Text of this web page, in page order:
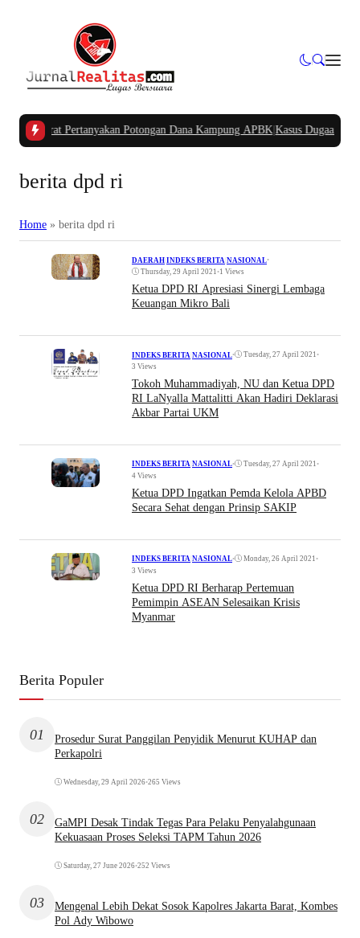
Barat Pertanyakan Potongan Dana Kampung APBK|Kasus Dugaan
berita dpd ri
Home » berita dpd ri
DAERAH INDEKS BERITA NASIONAL•
Thursday, 29 April 2021 •1 Views
Ketua DPD RI Apresiasi Sinergi Lembaga
Keuangan Mikro Bali
INDEKS BERITA NASIONAL• Tuesday, 27 April 2021 •
3 Views
Tokoh Muhammadiyah, NU dan Ketua DPD
RI LaNyalla Mattalitti Akan Hadiri Deklarasi
Akbar Partai UKM
INDEKS BERITA NASIONAL• Tuesday, 27 April 2021 •
4 Views
Ketua DPD Ingatkan Pemda Kelola APBD
Secara Sehat dengan Prinsip SAKIP
INDEKS BERITA NASIONAL• Monday, 26 April 2021 •
3 Views
Ketua DPD RI Berharap Pertemuan
Pemimpin ASEAN Selesaikan Krisis
Myanmar
Berita Populer
01
Prosedur Surat Panggilan Penyidik Menurut KUHAP dan
Perkapolri
Wednesday, 29 April 2026•265 Views
02
GaMPI Desak Tindak Tegas Para Pelaku Penyalahgunaan
Kekuasaan Proses Seleksi TAPM Tahun 2026
Saturday, 27 June 2026•252 Views
03
Mengenal Lebih Dekat Sosok Kapolres Jakarta Barat, Kombes
Pol Ady Wibowo